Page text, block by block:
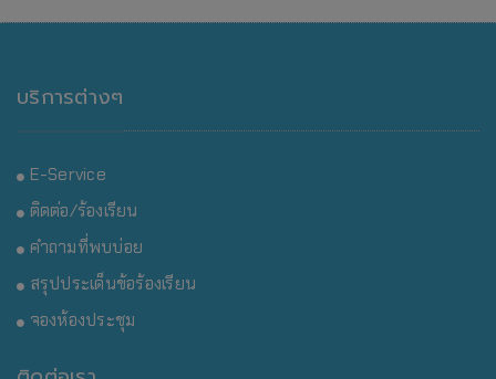
บริการต่างๆ
E-Service
ติดต่อ/ร้องเรียน
คำถามที่พบบ่อย
สรุปประเด็นข้อร้องเรียน
จองห้องประชุม